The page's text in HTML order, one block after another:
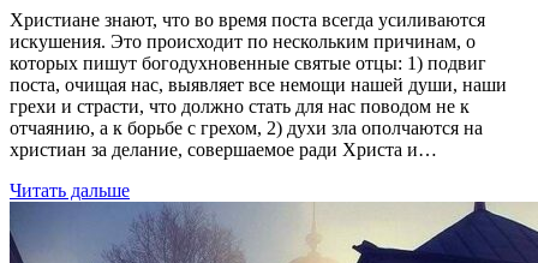
Христиане знают, что во время поста всегда усиливаются
искушения. Это происходит по нескольким причинам, о
которых пишут богодухновенные святые отцы: 1) подвиг
поста, очищая нас, выявляет все немощи нашей души, наши
грехи и страсти, что должно стать для нас поводом не к
отчаянию, а к борьбе с грехом, 2) духи зла ополчаются на
христиан за делание, совершаемое ради Христа и…
Читать дальше